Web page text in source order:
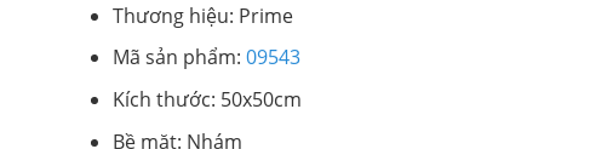
Thương hiệu: Prime
Mã sản phẩm: 09543
Kích thước: 50x50cm
Bề mặt: Nhám